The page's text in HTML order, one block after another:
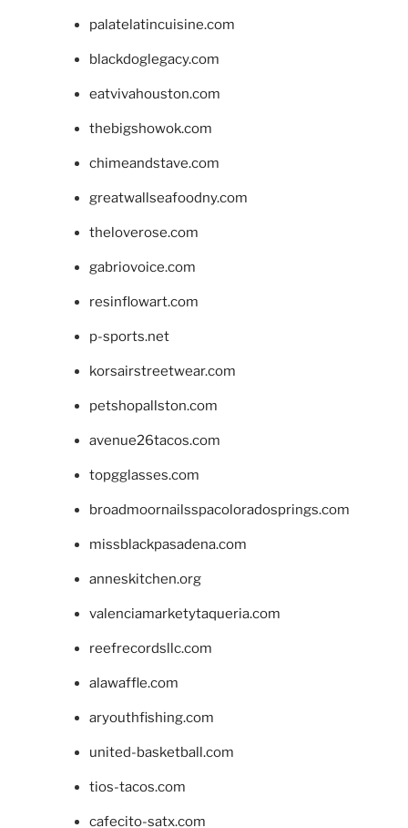
palatelatincuisine.com
blackdoglegacy.com
eatvivahouston.com
thebigshowok.com
chimeandstave.com
greatwallseafoodny.com
theloverose.com
gabriovoice.com
resinflowart.com
p-sports.net
korsairstreetwear.com
petshopallston.com
avenue26tacos.com
topgglasses.com
broadmoornailsspacoloradosprings.com
missblackpasadena.com
anneskitchen.org
valenciamarketytaqueria.com
reefrecordsllc.com
alawaffle.com
aryouthfishing.com
united-basketball.com
tios-tacos.com
cafecito-satx.com